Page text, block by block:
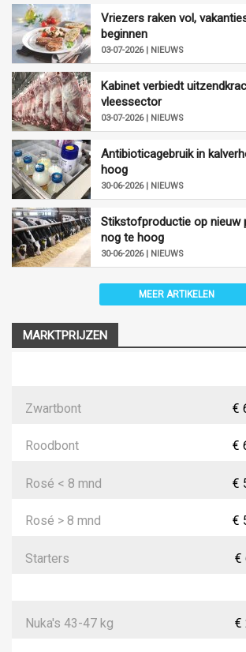
Vriezers raken vol,
beginnen
03-07-2026 | NIEUWS
Kabinet verbiedt
vleessector
03-07-2026 | NIEUWS
Antibioticagebruik in
hoog
30-06-2026 | NIEUWS
Stikstofproductie op
nog te hoog
30-06-2026 | NIEUWS
MEER ARTIKELEN
MARKTPRIJZEN
Zwartbont €
Roodbont €
Rosé < 8 mnd €
Rosé > 8 mnd €
Starters €
Nuka's 43-47 kg €